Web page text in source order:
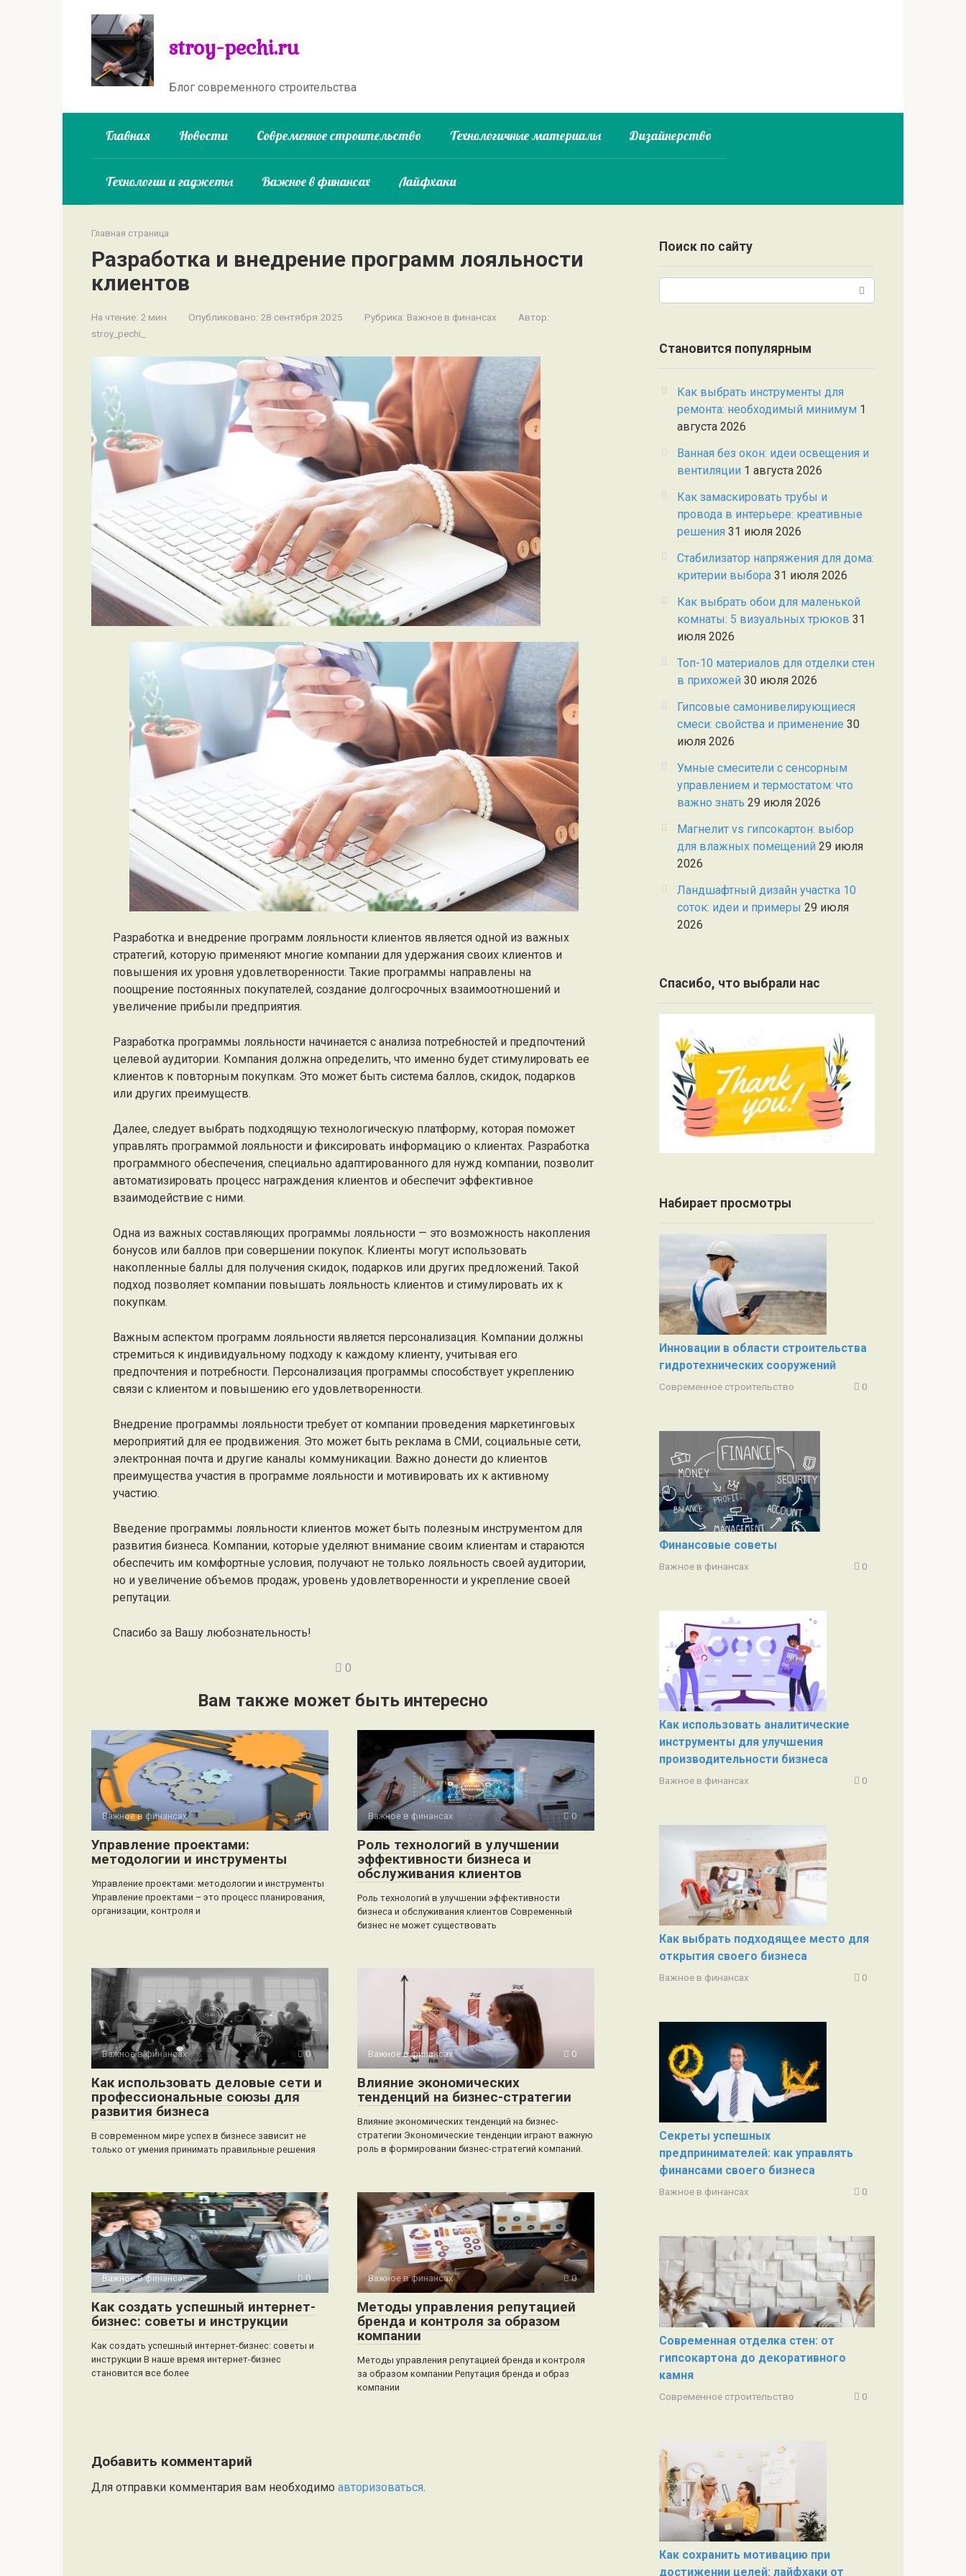
stroy-pechi.ru
Блог современного строительства
Главная Новости Современное строительство Технологичные материалы Дизайнерство
Технологии и гаджеты Важное в финансах Лайфхаки
Главная страница
Разработка и внедрение программ лояльности
клиентов
На чтение: 2 мин Опубликовано: 28 сентября 2025 Рубрика: Важное в финансах
Автор:
stroy_pechi_
Разработка и внедрение программ лояльности клиентов является одной из важных
стратегий, которую применяют многие компании для удержания своих клиентов и
повышения их уровня удовлетворенности. Такие программы направлены на
поощрение постоянных покупателей, создание долгосрочных взаимоотношений и
увеличение прибыли предприятия.
Разработка программы лояльности начинается с анализа потребностей и предпочтений
целевой аудитории. Компания должна определить, что именно будет стимулировать ее
клиентов к повторным покупкам. Это может быть система баллов, скидок, подарков
или других преимуществ.
Далее, следует выбрать подходящую технологическую платформу, которая поможет
управлять программой лояльности и фиксировать информацию о клиентах. Разработка
программного обеспечения, специально адаптированного для нужд компании, позволит
автоматизировать процесс награждения клиентов и обеспечит эффективное
взаимодействие с ними.
Одна из важных составляющих программы лояльности — это возможность накопления
бонусов или баллов при совершении покупок. Клиенты могут использовать
накопленные баллы для получения скидок, подарков или других предложений. Такой
подход позволяет компании повышать лояльность клиентов и стимулировать их к
покупкам.
Важным аспектом программ лояльности является персонализация. Компании должны
стремиться к индивидуальному подходу к каждому клиенту, учитывая его
предпочтения и потребности. Персонализация программы способствует укреплению
связи с клиентом и повышению его удовлетворенности.
Внедрение программы лояльности требует от компании проведения маркетинговых
мероприятий для ее продвижения. Это может быть реклама в СМИ, социальные сети,
электронная почта и другие каналы коммуникации. Важно донести до клиентов
преимущества участия в программе лояльности и мотивировать их к активному
участию.
Введение программы лояльности клиентов может быть полезным инструментом для
развития бизнеса. Компании, которые уделяют внимание своим клиентам и стараются
обеспечить им комфортные условия, получают не только лояльность своей аудитории,
но и увеличение объемов продаж, уровень удовлетворенности и укрепление своей
репутации.
Спасибо за Вашу любознательность!
0
Вам также может быть интересно
Важное в финансах 0
Управление проектами:
методологии и инструменты
Управление проектами: методологии и инструменты
Управление проектами – это процесс планирования,
организации, контроля и
Важное в финансах 0
Роль технологий в улучшении
эффективности бизнеса и
обслуживания клиентов
Роль технологий в улучшении эффективности
бизнеса и обслуживания клиентов Современный
бизнес не может существовать
Важное в финансах 0
Как использовать деловые сети и
профессиональные союзы для
развития бизнеса
В современном мире успех в бизнесе зависит не
только от умения принимать правильные решения
Важное в финансах 0
Влияние экономических
тенденций на бизнес-стратегии
Влияние экономических тенденций на бизнес-
стратегии Экономические тенденции играют важную
роль в формировании бизнес-стратегий компаний.
Важное в финансах 0
Как создать успешный интернет-
бизнес: советы и инструкции
Как создать успешный интернет-бизнес: советы и
инструкции В наше время интернет-бизнес
становится все более
Важное в финансах 0
Методы управления репутацией
бренда и контроля за образом
компании
Методы управления репутацией бренда и контроля
за образом компании Репутация бренда и образ
компании
Добавить комментарий
Для отправки комментария вам необходимо авторизоваться.
Поиск по сайту
Становится популярным
Как выбрать инструменты для
ремонта: необходимый минимум 1
августа 2026
Ванная без окон: идеи освещения и
вентиляции 1 августа 2026
Как замаскировать трубы и
провода в интерьере: креативные
решения 31 июля 2026
Стабилизатор напряжения для дома:
критерии выбора 31 июля 2026
Как выбрать обои для маленькой
комнаты: 5 визуальных трюков 31
июля 2026
Топ-10 материалов для отделки стен
в прихожей 30 июля 2026
Гипсовые самонивелирующиеся
смеси: свойства и применение 30
июля 2026
Умные смесители с сенсорным
управлением и термостатом: что
важно знать 29 июля 2026
Магнелит vs гипсокартон: выбор
для влажных помещений 29 июля
2026
Ландшафтный дизайн участка 10
соток: идеи и примеры 29 июля
2026
Спасибо, что выбрали нас
Набирает просмотры
Инновации в области строительства
гидротехнических сооружений
Современное строительство 0
Финансовые советы
Важное в финансах 0
Как использовать аналитические
инструменты для улучшения
производительности бизнеса
Важное в финансах 0
Как выбрать подходящее место для
открытия своего бизнеса
Важное в финансах 0
Секреты успешных
предпринимателей: как управлять
финансами своего бизнеса
Важное в финансах 0
Современная отделка стен: от
гипсокартона до декоративного
камня
Современное строительство 0
Как сохранить мотивацию при
достижении целей: лайфхаки от